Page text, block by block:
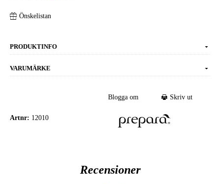
Önskelistan
PRODUKTINFO
VARUMÄRKE
Blogga om Skriv ut
Artnr: 12010
Recensioner